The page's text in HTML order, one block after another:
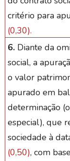
critério para
(0,30).
6.Diante da
social, a
o valor
apurado em
determinação
especial), que
sociedade à
(0,50), com